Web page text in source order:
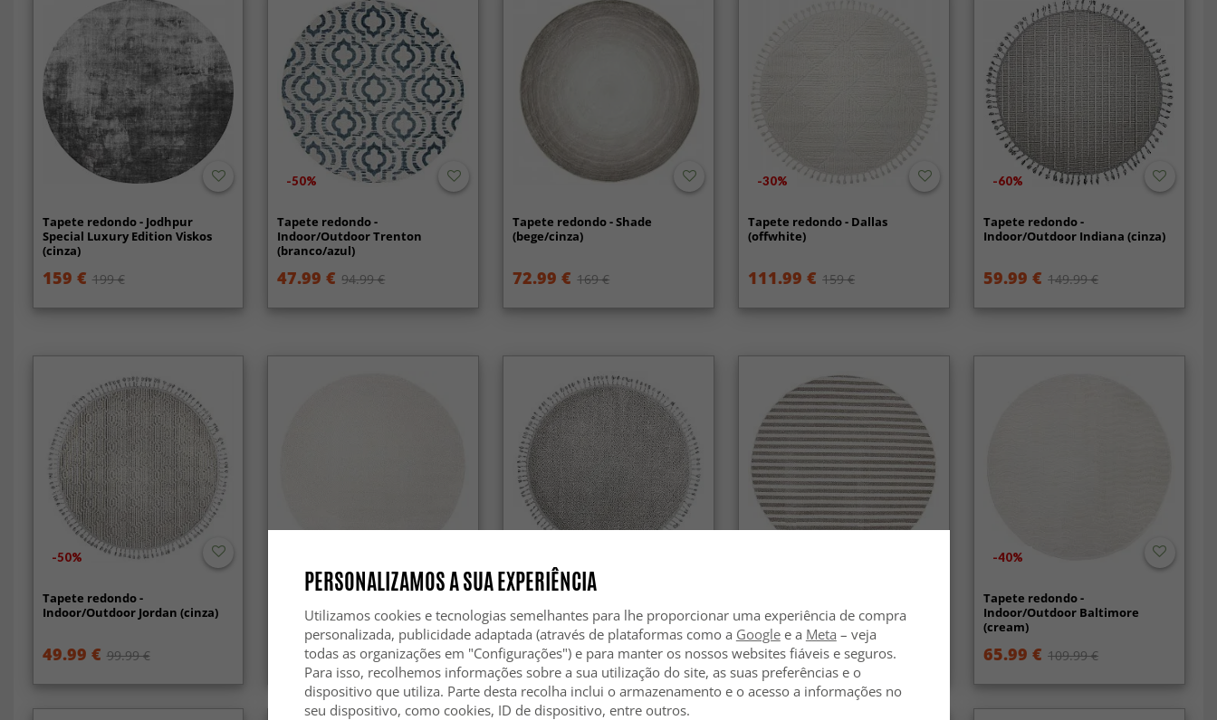
Tapete redondo - Jodhpur
Special Luxury Edition Viskos
(cinza)
159 € 199 €
-50%
Tapete redondo -
Indoor/Outdoor Trenton
(branco/azul)
47.99 € 94.99 €
Tapete redondo - Shade
(bege/cinza)
72.99 € 169 €
-30%
Tapete redondo - Dallas
(offwhite)
111.99 € 159 €
-60%
Tapete redondo -
Indoor/Outdoor Indiana (cinza)
59.99 € 149.99 €
-50%
Tapete redondo -
Indoor/Outdoor Jordan (cinza)
49.99 € 99.99 €
Indoor/Outdoor Baldwin
76.99 € 109.99 €
Indoor/Outdoor Dakota (cinza)
49.99 € 99.99 €
Indoor/Outdoor Baldwin
(cream/bege)
115.99 € 169 €
-40%
Tapete redondo -
Indoor/Outdoor Baltimore
(cream)
65.99 € 109.99 €
PERSONALIZAMOS A SUA EXPERIÊNCIA
Utilizamos cookies e tecnologias semelhantes para lhe proporcionar uma experiência de compra
personalizada, publicidade adaptada (através de plataformas como a Googlee a Meta – veja
todas as organizações em "Configurações") e para manter os nossos websites fiáveis e seguros.
Para isso, recolhemos informações sobre a sua utilização do site, as suas preferências e o
dispositivo que utiliza. Parte desta recolha inclui o armazenamento e o acesso a informações no
seu dispositivo, como cookies, ID de dispositivo, entre outros.